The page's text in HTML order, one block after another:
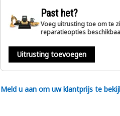
Past het?
Voeg uitrusting toe om te
reparatieopties
Uitrusting toevoegen
Meld u aan om uw klantprijs te